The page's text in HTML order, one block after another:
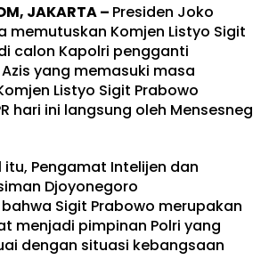
JAKARTA – Presiden Joko
memutuskan Komjen Listyo Sigit
calon Kapolri pengganti
yang memasuki masa
Listyo Sigit Prabowo
hari ini langsung oleh Mensesneg
Pengamat Intelijen dan
Djoyonegoro
Sigit Prabowo merupakan
menjadi pimpinan Polri yang
dengan situasi kebangsaan